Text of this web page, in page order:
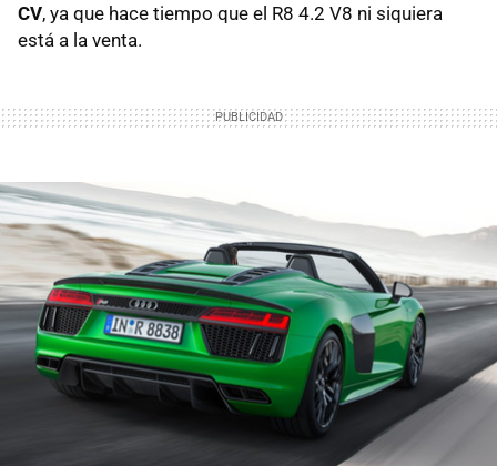
CV, ya que hace tiempo que el R8 4.2 V8 ni siquiera
está a la venta.